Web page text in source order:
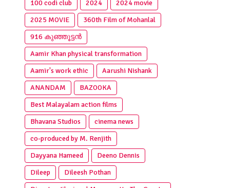
100 codi club
2024
2024 movie
2025 MOVIE
360th Film of Mohanlal
916 കുഞ്ഞൂട്ടൻ
Aamir Khan physical transformation
Aamir's work ethic
Aarushi Nishank
ANANDAM
BAZOOKA
Best Malayalam action films
Bhavana Studios
cinema news
co-produced by M. Renjith
Dayyana Hameed
Deeno Dennis
Dileep
Dileesh Pothan